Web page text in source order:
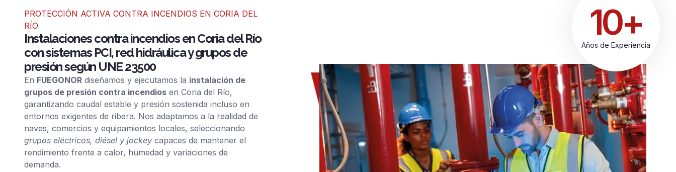
PROTECCIÓN ACTIVA CONTRA INCENDIOS EN CORIA DEL
RÍO
Instalaciones contra incendios en Coria del Río
con sistemas PCI, red hidráulica y grupos de
presión según UNE 23500
En FUEGONOR diseñamos y ejecutamos la instalación de
grupos de presión contra incendios en Coria del Río,
garantizando caudal estable y presión sostenida incluso en
entornos exigentes de ribera. Nos adaptamos a la realidad de
naves, comercios y equipamientos locales, seleccionando
grupos eléctricos, diésel y jockey capaces de mantener el
rendimiento frente a calor, humedad y variaciones de
demanda.
10+
Años de Experiencia